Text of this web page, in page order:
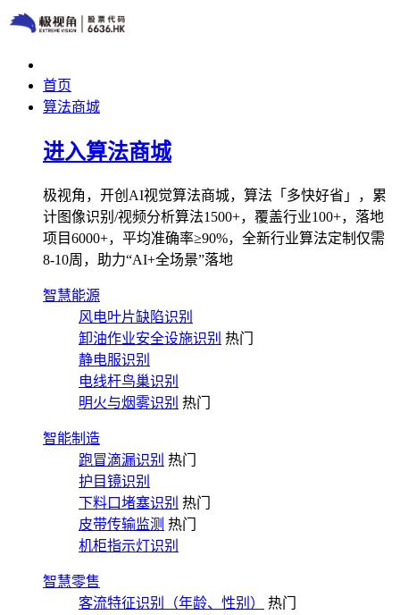
首页
算法商城
进入算法商城
极视角，开创AI视觉算法商城，算法「多快好省」，累
计图像识别/视频分析算法1500+，覆盖行业100+，落地
项目6000+，平均准确率≥90%，全新行业算法定制仅需
8-10周，助力“AI+全场景”落地
智慧能源
风电叶片缺陷识别
卸油作业安全设施识别 热门
静电服识别
电线杆鸟巢识别
明火与烟雾识别 热门
智能制造
跑冒滴漏识别 热门
护目镜识别
下料口堵塞识别 热门
皮带传输监测 热门
机柜指示灯识别
智慧零售
客流特征识别（年龄、性别）
热门